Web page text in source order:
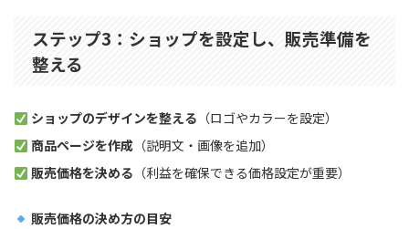
ステップ3：ショップを設定し、販売準備を
整える
ショップのデザインを整える （ロゴやカラーを設定）
商品ページを作成（説明文・画像を追加）
販売価格を決める （利益を確保できる価格設定が重要）
販売価格の決め方の目安